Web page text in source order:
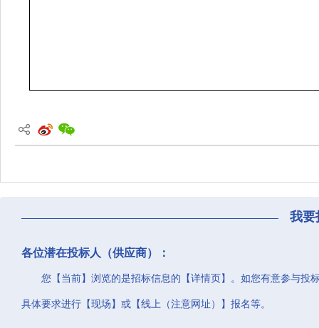
我要
各位潜在投标人（供应商）：
您【当前】浏览的是招标信息的【详情页】。如您有意参与投
具体要求进行【现场】或【线上（注意网址）】报名等。